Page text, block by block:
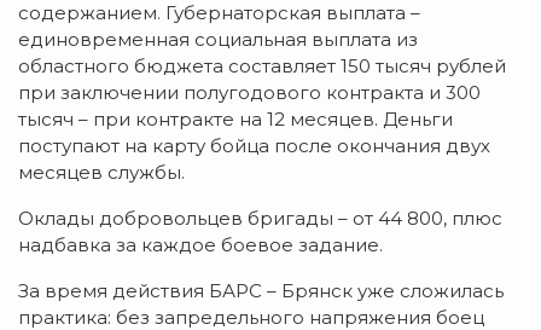
содержанием. Губернаторская выплата –
единовременная социальная выплата из
областного бюджета составляет 150 тысяч рублей
при заключении полугодового контракта и 300
тысяч – при контракте на 12 месяцев. Деньги
поступают на карту бойца после окончания двух
месяцев службы.
Оклады добровольцев бригады – от 44 800, плюс
надбавка за каждое боевое задание.
За время действия БАРС – Брянск уже сложилась
практика: без запредельного напряжения боец